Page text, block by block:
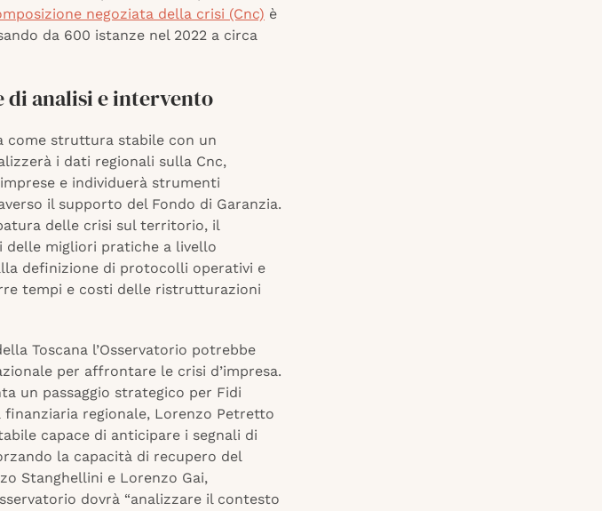
negoziata della crisi (Cnc) è
da 600 istanze nel 2022 a circa
di analisi e intervento
come struttura stabile con un
i dati regionali sulla Cnc,
e individuerà strumenti
il supporto del Fondo di Garanzia.
delle crisi sul territorio, il
delle migliori pratiche a livello
definizione di protocolli operativi e
tempi e costi delle ristrutturazioni
Toscana l’Osservatorio potrebbe
per affrontare le crisi d’impresa.
un passaggio strategico per Fidi
regionale, Lorenzo Petretto
capace di anticipare i segnali di
la capacità di recupero del
Stanghellini e Lorenzo Gai,
dovrà “analizzare il contesto